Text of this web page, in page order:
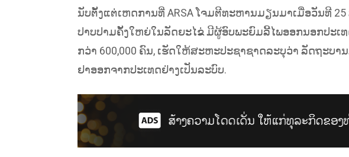
ນັບຕັ້ງແຕ່ເຫດການທີ່ ARSA ໂຈມຕີທະຫານມຽນມາເມື່ອວັນທີ
ປາບປາມຄັ້ງໃຫຍ່ໃນລັດຍະໄຂ່ ມີຜູ້ອົບພະຍົມລີ້ໄພອອກນອກປະເທ
ກວ່າ 600,000 ຄົນ, ເຮັດໃຫ້ສະຫະປະຊາຊາດລະບຸວ່າ ລັດຖະບາ
ຢາອອກຈາກປະເທດຢ່າງເປັນລະບົບ.